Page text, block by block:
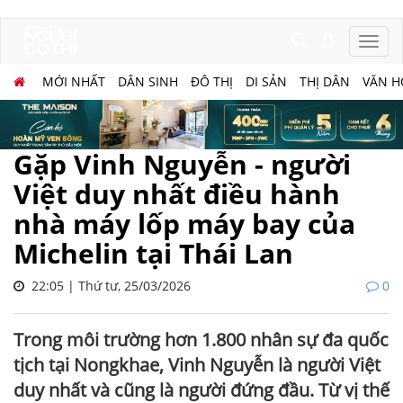
MỚI NHẤT DÂN SINH ĐÔ THỊ DI SẢN THỊ DÂN VĂN
Gặp Vinh Nguyễn - người
Việt duy nhất điều hành
nhà máy lốp máy bay của
Michelin tại Thái Lan
22:05 | Thứ tư, 25/03/2026 0
Trong môi trường hơn 1.800 nhân sự đa quốc
tịch tại Nongkhae, Vinh Nguyễn là người Việt
duy nhất và cũng là người đứng đầu. Từ vị thế